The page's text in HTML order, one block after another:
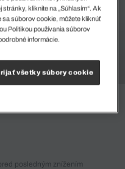
posledným znížením
kliknite na „Súhlasím“. Ak
súborov cookie, môžete kliknúť
Politikou používania súborov
informácie.
všetky súbory cookie